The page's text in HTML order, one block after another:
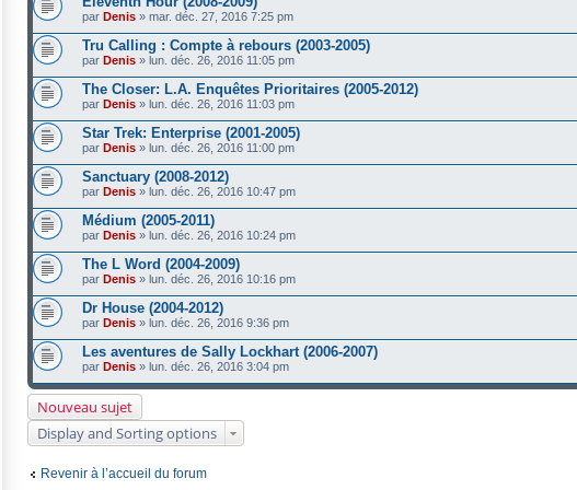
par Denis » mar. déc. 27, 2016 7:25 pm
Tru Calling : Compte à rebours (2003-2005)
par Denis » lun. déc. 26, 2016 11:05 pm
The Closer: L.A. Enquêtes Prioritaires (2005-2012)
par Denis » lun. déc. 26, 2016 11:03 pm
Star Trek: Enterprise (2001-2005)
par Denis » lun. déc. 26, 2016 11:00 pm
Sanctuary (2008-2012)
par Denis » lun. déc. 26, 2016 10:47 pm
Médium (2005-2011)
par Denis » lun. déc. 26, 2016 10:24 pm
The L Word (2004-2009)
par Denis » lun. déc. 26, 2016 10:16 pm
Dr House (2004-2012)
par Denis » lun. déc. 26, 2016 9:36 pm
Les aventures de Sally Lockhart (2006-2007)
par Denis » lun. déc. 26, 2016 3:04 pm
Nouveau sujet
Display and Sorting options
Revenir à l’accueil du forum